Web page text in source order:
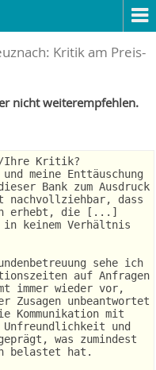
Kritik am Preis-
nicht weiterempfehlen.
Ihre Kritik?
meine Enttäuschung
Bank zum Ausdruck
dass
erhebt, die [...]
in keinem Verhältnis
sehe ich
auf Anfragen
immer wieder vor,
unbeantwortet
Kommunikation mit
und
was zumindest
belastet hat.